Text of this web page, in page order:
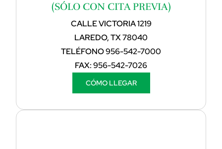
(SÓLO CON CITA PREVIA)
CALLE VICTORIA 1219
LAREDO, TX 78040
TELÉFONO956-542-7000
FAX:956-542-7026
CÓMO LLEGAR